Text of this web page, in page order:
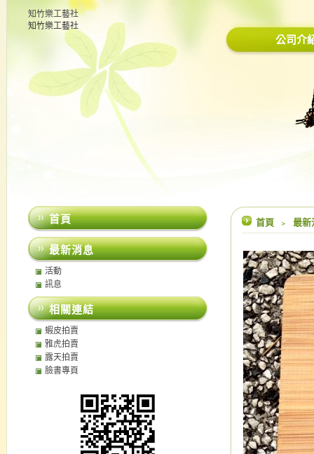
知竹樂工藝社
知竹樂工藝社
公司介
首頁 ﹥ 最
首頁
最新消息
活動
訊息
相關連結
蝦皮拍賣
雅虎拍賣
露天拍賣
臉書專頁